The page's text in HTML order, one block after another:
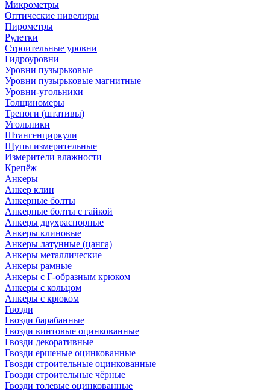
Микрометры
Оптические нивелиры
Пирометры
Рулетки
Строительные уровни
Гидроуровни
Уровни пузырьковые
Уровни пузырьковые магнитные
Уровни-угольники
Толщиномеры
Треноги (штативы)
Угольники
Штангенциркули
Щупы измерительные
Измерители влажности
Крепёж
Анкеры
Анкер клин
Анкерные болты
Анкерные болты с гайкой
Анкеры двухраспорные
Анкеры клиновые
Анкеры латунные (цанга)
Анкеры металлические
Анкеры рамные
Анкеры с Г-образным крюком
Анкеры с кольцом
Анкеры с крюком
Гвозди
Гвозди барабанные
Гвозди винтовые оцинкованные
Гвозди декоративные
Гвозди ершеные оцинкованные
Гвозди строительные оцинкованные
Гвозди строительные чёрные
Гвозди толевые оцинкованные